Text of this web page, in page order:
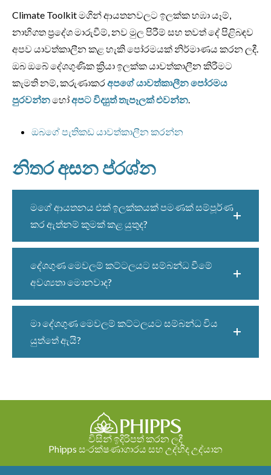
Climate Toolkit මගින් ආයතනවලට ඉලක්ක හඹා යෑම්,
නාභිගත ප්‍රදේශ මාරුවීම්, නව මුල පිරීම් සහ තවත් දේ පිළිබඳව
අපව යාවත්කාලීන කළ හැකි පෝරමයක් නිර්මාණය කරන ලදී.
ඔබ ඔබේ දේශගුණික ක්‍රියා ඉලක්ක යාවත්කාලීන කිරීමට
කැමති නම්, කරුණාකරඅපගේ යාවත්කාලීන පෝරමය
පුරවන්නහෝඅපට විද්‍යුත් තැපෑලක් එවන්න.
ඔබගේ පැතිකඩ යාවත්කාලීන කරන්න
නිතර අසන ප්රශ්න
මගේ ආයතනය එක් ඉලක්කයක් පමණක් සම්පූර්ණ
කර ඇත්නම් කුමක් කළ යුතුද?
දේශගුණ මෙවලම් කට්ටලයට සම්බන්ධ වීමේ
අවශ්‍යතා මොනවාද?
මා දේශගුණ මෙවලම් කට්ටලයට සම්බන්ධ විය
යුත්තේ ඇයි?
විසින් ඉදිරිපත් කරන ලදී
Phipps සංරක්ෂණාගාරය සහ උද්භිද උද්යාන